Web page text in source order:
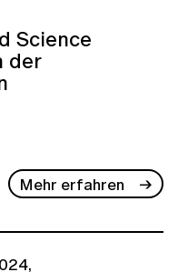
Science
der
Mehr erfahren